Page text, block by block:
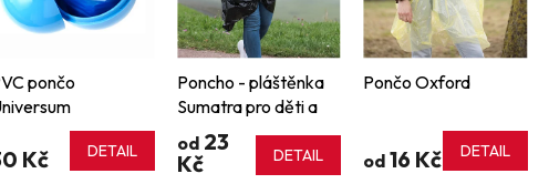
pončo
Kč DETAIL
Poncho - pláštěnka
Sumatra pro děti a
dospělé
od23
Kč
DETAIL
Pončo Oxford
od 16 Kč DETAIL